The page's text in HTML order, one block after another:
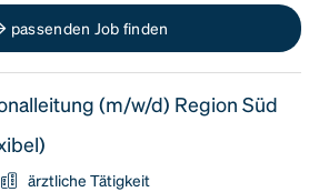
passenden Job finden
(m/w/d) Region Süd
ärztliche Tätigkeit